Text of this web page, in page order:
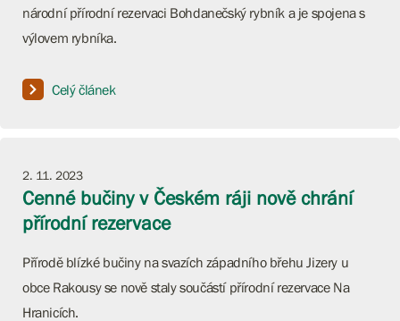
národní přírodní rezervaci Bohdanečský rybník a je spojena s
výlovem rybníka.
Celý článek
2. 11. 2023
Cenné bučiny v Českém ráji nově chrání
přírodní rezervace
Přírodě blízké bučiny na svazích západního břehu Jizery u
obce Rakousy se nově staly součástí přírodní rezervace Na
Hranicích.